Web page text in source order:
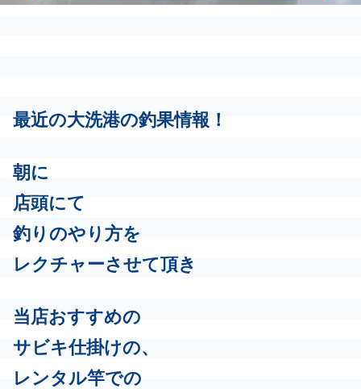
最近の大洗港の釣果情報！
朝に
店頭にて
釣りのやり方を
レクチャーさせて頂き
当店おすすめの
サビキ仕掛けの、
レンタル竿での